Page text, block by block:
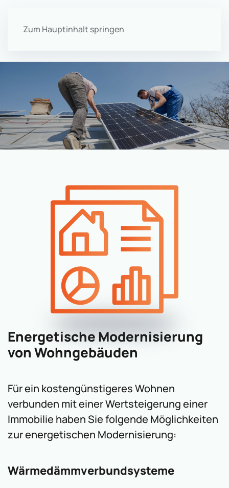
Zum Hauptinhalt springen
Energetische Modernisierung
von Wohngebäuden
Für ein kostengünstigeres Wohnen
verbunden mit einer Wertsteigerung einer
Immobilie haben Sie folgende Möglichkeiten
zur energetischen Modernisierung:
Wärmedämmverbundsysteme